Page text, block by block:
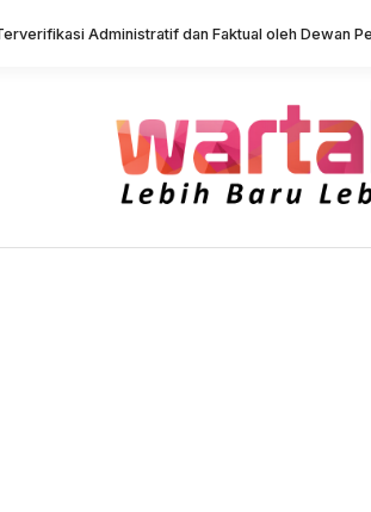
Administratif dan Faktual oleh Dewan